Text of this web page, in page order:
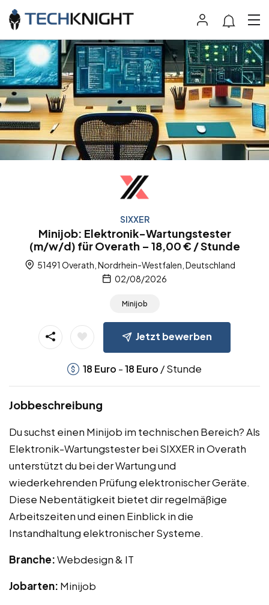
SIXXER
Minijob: Elektronik-Wartungstester
(m/w/d) für Overath – 18,00 € / Stunde
51491 Overath, Nordrhein-Westfalen, Deutschland
02/08/2026
Minijob
Jetzt bewerben
18 Euro -18 Euro / Stunde
Jobbeschreibung
Du suchst einen Minijob im technischen Bereich? Als
Elektronik-Wartungstester bei SIXXER in Overath
unterstützt du bei der Wartung und
wiederkehrenden Prüfung elektronischer Geräte.
Diese Nebentätigkeit bietet dir regelmäßige
Arbeitszeiten und einen Einblick in die
Instandhaltung elektronischer Systeme.
Branche:Webdesign & IT
Jobarten: Minijob